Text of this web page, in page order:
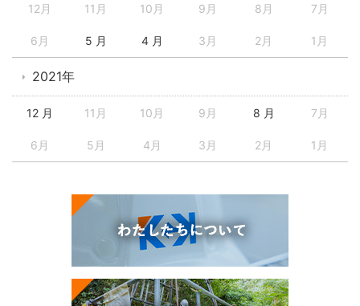
12月 11月 10月 9月 8月 7月
6月 5 月 4 月 3月 2月 1月
2021年
12 月 11月 10月 9月 8 月 7月
6月 5月 4月 3月 2月 1月